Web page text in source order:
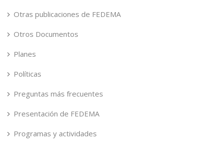
Otras publicaciones de FEDEMA
Otros Documentos
Planes
Políticas
Preguntas más frecuentes
Presentación de FEDEMA
Programas y actividades